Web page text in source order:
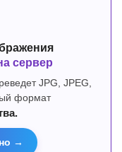
сервер
JPG, JPEG,
формат
→